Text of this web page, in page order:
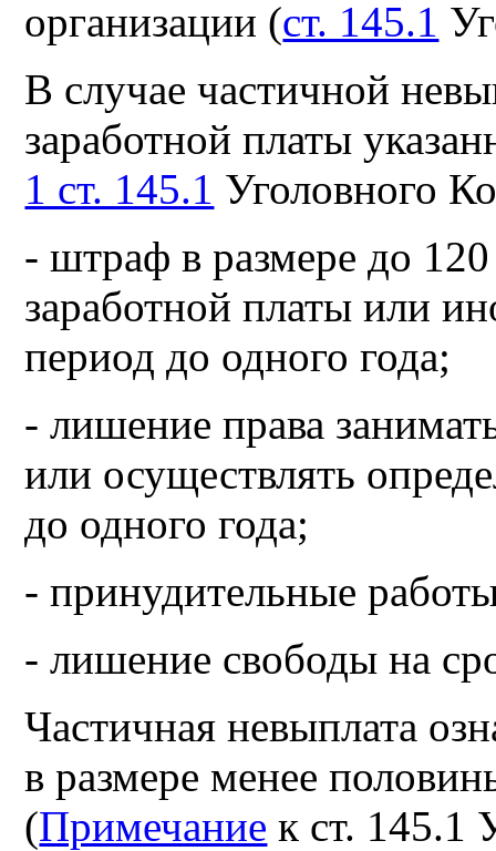
организации (ст. 145.1
В случае частичной
заработной платы
1 ст. 145.1 Уголовного
- штраф в размере до
заработной платы или
период до одного года;
- лишение права
или осуществлять
до одного года;
- принудительные
- лишение свободы на
Частичная невыплата
в размере менее
(Примечание к ст. 145.1